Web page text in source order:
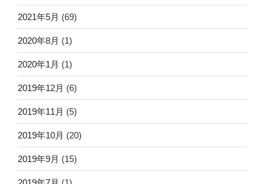
2021年5月 (69)
2020年8月 (1)
2020年1月 (1)
2019年12月 (6)
2019年11月 (5)
2019年10月 (20)
2019年9月 (15)